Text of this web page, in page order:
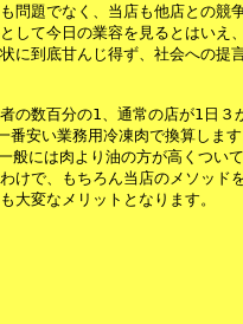
問題でなく、当店も他店との競
して今日の業容を見るとはいえ
に到底甘んじ得ず、社会への提
の数百分の1、通常の店が1日３
安い業務用冷凍肉で換算しま
般には肉より油の方が高くつい
けで、もちろん当店のメソッド